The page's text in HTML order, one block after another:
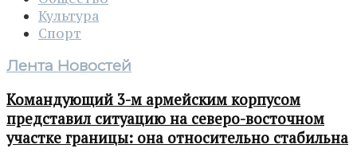
Культура
Спорт
Лента Новостей
Командующий 3-м армейским корпусом
представил ситуацию на северо-восточном
участке границы: она относительно стабильна